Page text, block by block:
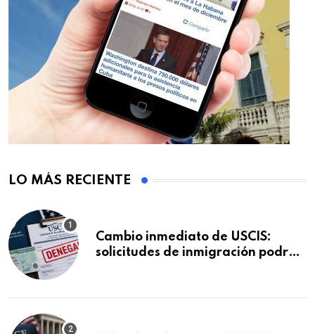
LO MÁS RECIENTE
Cambio inmediato de USCIS:
solicitudes de inmigración podrán